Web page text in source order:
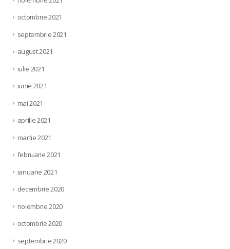
octombrie 2021
septembrie 2021
august 2021
iulie 2021
iunie 2021
mai 2021
aprilie 2021
martie 2021
februarie 2021
ianuarie 2021
decembrie 2020
noiembrie 2020
octombrie 2020
septembrie 2020